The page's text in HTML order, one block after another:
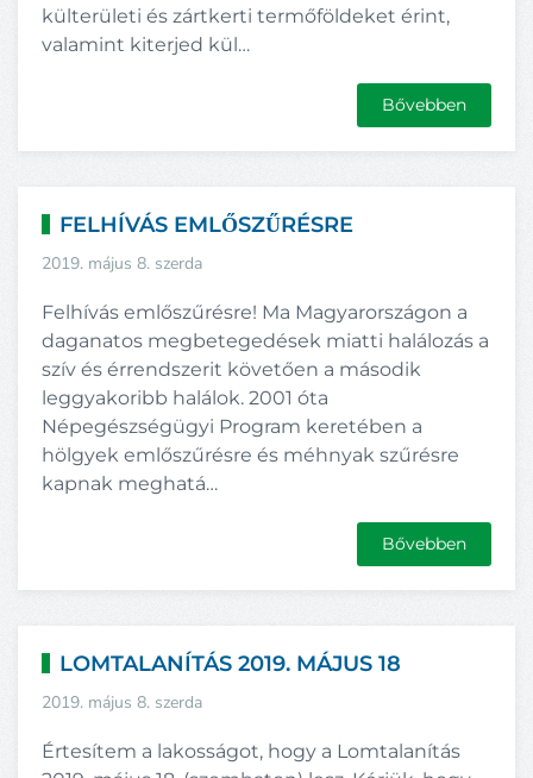
külterületi és zártkerti termőföldeket érint,
valamint kiterjed kül…
Bővebben
FELHÍVÁS EMLŐSZŰRÉSRE
2019. május 8. szerda
Felhívás emlőszűrésre! Ma Magyarországon a
daganatos megbetegedések miatti halálozás a
szív és érrendszerit követően a második
leggyakoribb halálok. 2001 óta
Népegészségügyi Program keretében a
hölgyek emlőszűrésre és méhnyak szűrésre
kapnak meghatá…
Bővebben
LOMTALANÍTÁS 2019. MÁJUS 18
2019. május 8. szerda
Értesítem a lakosságot, hogy a Lomtalanítás